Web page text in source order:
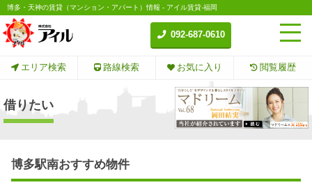
博多・天神の賃貸（マンション・アパート）情報 - アイル賃貸-福岡
092-687-0610
エリア検索 路線検索 お気に入り 閲覧履歴
借りたい
博多駅南おすすめ物件